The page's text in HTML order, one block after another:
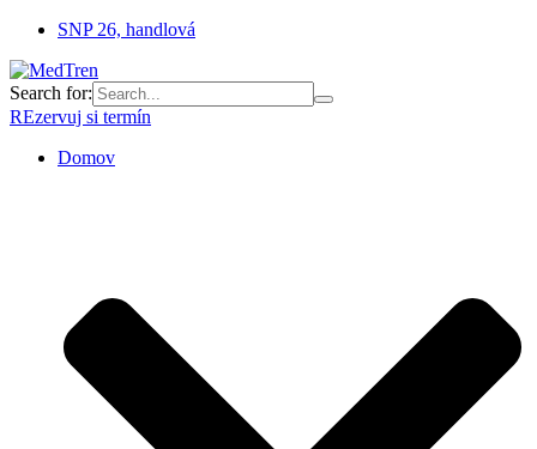
SNP 26, handlová
Search for:
REzervuj si termín
Domov